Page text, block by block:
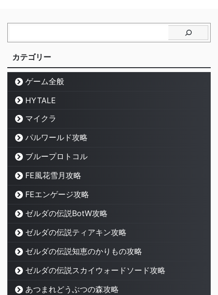
カテゴリー
ゲーム全般
HYTALE
マイクラ
パルワールド攻略
ブループロトコル
FE風花雪月攻略
FEエンゲージ攻略
ゼルダの伝説BotW攻略
ゼルダの伝説ティアキン攻略
ゼルダの伝説知恵のかりもの攻略
ゼルダの伝説スカイウォードソード攻略
あつまれどうぶつの森攻略